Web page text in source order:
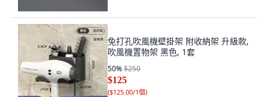
免打孔吹風機壁掛架 附收納架 升級款,
吹風機置物架 黑色, 1套
50%$250
$125
($125.00/1個)